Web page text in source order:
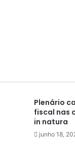
Plenário
fiscal nas
in natura
junho 18,